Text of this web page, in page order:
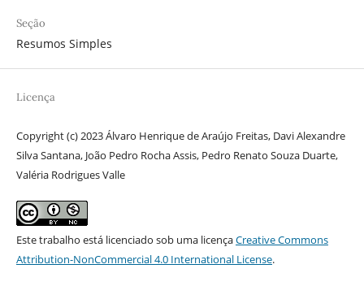
Seção
Resumos Simples
Licença
Copyright (c) 2023 Álvaro Henrique de Araújo Freitas, Davi Alexandre
Silva Santana, João Pedro Rocha Assis, Pedro Renato Souza Duarte,
Valéria Rodrigues Valle
Este trabalho está licenciado sob uma licençaCreative Commons
Attribution-NonCommercial 4.0 International License.